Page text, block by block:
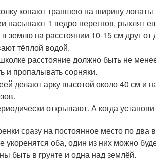
копают траншею на ширину лопаты
насыпают 1 ведро перегноя, рыхлят
землю на расстоянии 10-15 см друг от
тёплой водой.
расстояние должно быть не
и пропалывать сорняки.
делают арку высотой около 40 см и
открывают. А когда
сразу на постоянное место по два
укоренятся оба, один из них можно
быть в грунте и одна над землёй.